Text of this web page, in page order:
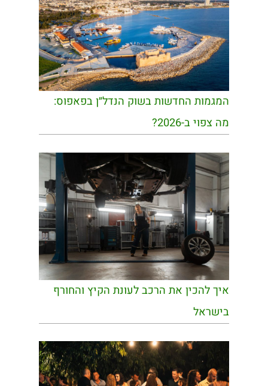
המגמות החדשות בשוק הנדל״ן בפאפוס:
מה צפוי ב-2026?
איך להכין את הרכב לעונת הקיץ והחורף
בישראל